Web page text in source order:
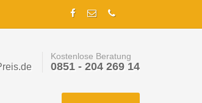
Kostenlose Beratung
0851 - 204 269 14